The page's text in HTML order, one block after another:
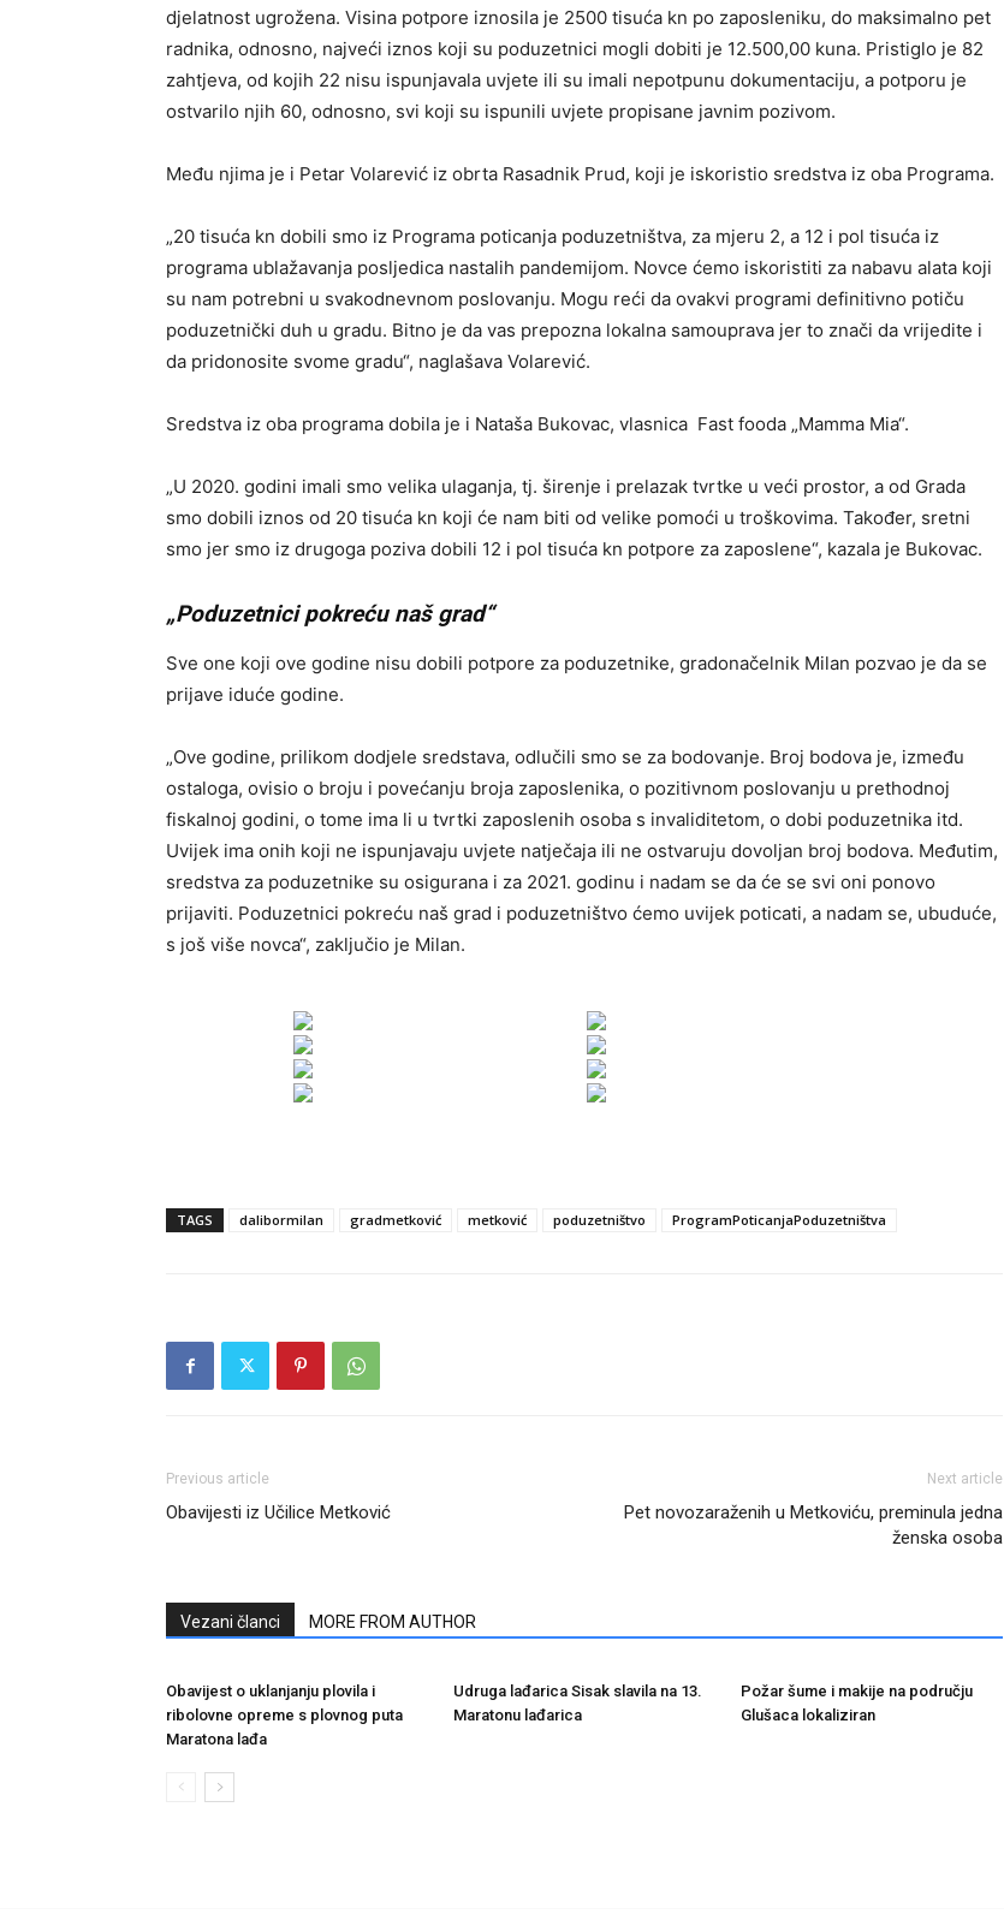
djelatnost ugrožena. Visina potpore iznosila je 2500 tisuća kn po zaposleniku, do maksimalno pet
radnika, odnosno, najveći iznos koji su poduzetnici mogli dobiti je 12.500,00 kuna. Pristiglo je 82
zahtjeva, od kojih 22 nisu ispunjavala uvjete ili su imali nepotpunu dokumentaciju, a potporu je
ostvarilo njih 60, odnosno, svi koji su ispunili uvjete propisane javnim pozivom.
Među njima je i Petar Volarević iz obrta Rasadnik Prud, koji je iskoristio sredstva iz oba Programa.
„20 tisuća kn dobili smo iz Programa poticanja poduzetništva, za mjeru 2, a 12 i pol tisuća iz
programa ublažavanja posljedica nastalih pandemijom. Novce ćemo iskoristiti za nabavu alata koji
su nam potrebni u svakodnevnom poslovanju. Mogu reći da ovakvi programi definitivno potiču
poduzetnički duh u gradu. Bitno je da vas prepozna lokalna samouprava jer to znači da vrijedite i
da pridonosite svome gradu“, naglašava Volarević.
Sredstva iz oba programa dobila je i Nataša Bukovac, vlasnica Fast fooda „Mamma Mia“.
„U 2020. godini imali smo velika ulaganja, tj. širenje i prelazak tvrtke u veći prostor, a od Grada
smo dobili iznos od 20 tisuća kn koji će nam biti od velike pomoći u troškovima. Također, sretni
smo jer smo iz drugoga poziva dobili 12 i pol tisuća kn potpore za zaposlene“, kazala je Bukovac.
„Poduzetnici pokreću naš grad“
Sve one koji ove godine nisu dobili potpore za poduzetnike, gradonačelnik Milan pozvao je da se
prijave iduće godine.
„Ove godine, prilikom dodjele sredstava, odlučili smo se za bodovanje. Broj bodova je, između
ostaloga, ovisio o broju i povećanju broja zaposlenika, o pozitivnom poslovanju u prethodnoj
fiskalnoj godini, o tome ima li u tvrtki zaposlenih osoba s invaliditetom, o dobi poduzetnika itd.
Uvijek ima onih koji ne ispunjavaju uvjete natječaja ili ne ostvaruju dovoljan broj bodova. Međutim,
sredstva za poduzetnike su osigurana i za 2021. godinu i nadam se da će se svi oni ponovo
prijaviti. Poduzetnici pokreću naš grad i poduzetništvo ćemo uvijek poticati, a nadam se, ubuduće,
s još više novca“, zaključio je Milan.
TAGS dalibormilan gradmetković metković poduzetništvo ProgramPoticanjaPoduzetništva
Previous article
Obavijesti iz Učilice Metković
Next article
Pet novozaraženih u Metkoviću, preminula jedna
ženska osoba
Vezani članci MORE FROM AUTHOR
Obavijest o uklanjanju plovila i
ribolovne opreme s plovnog puta
Maratona lađa
Udruga lađarica Sisak slavila na 13.
Maratonu lađarica
Požar šume i makije na području
Glušaca lokaliziran